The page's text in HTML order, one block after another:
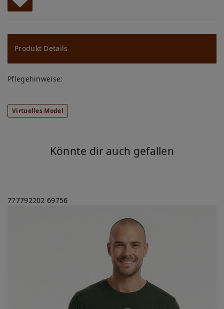
W
u
ns
ch
lis
te
Produkt Details
Pflegehinweise:
Virtuelles Model
Könnte dir auch gefallen
777792202 69756